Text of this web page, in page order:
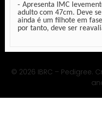
Apresenta IMC
adulto com 47cm. Deve
ainda é um filhote em
por tanto, deve ser
© 2026 IBRC – Pedigree.